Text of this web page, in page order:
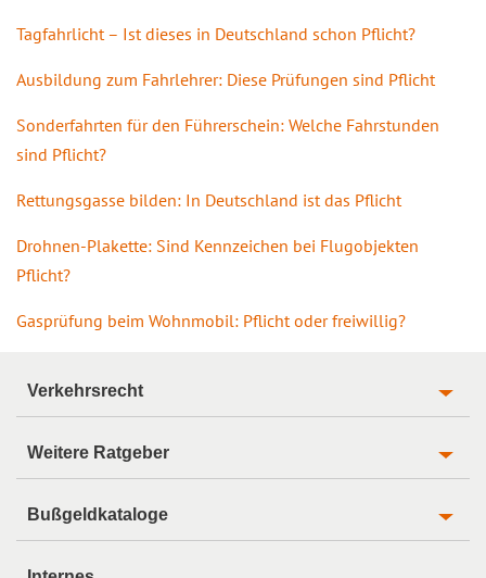
Tagfahrlicht – Ist dieses in Deutschland schon Pflicht?
Ausbildung zum Fahrlehrer: Diese Prüfungen sind Pflicht
Sonderfahrten für den Führerschein: Welche Fahrstunden
sind Pflicht?
Rettungsgasse bilden: In Deutschland ist das Pflicht
Drohnen-Plakette: Sind Kennzeichen bei Flugobjekten
Pflicht?
Gasprüfung beim Wohnmobil: Pflicht oder freiwillig?
Verkehrsrecht
Weitere Ratgeber
Bußgeldkataloge